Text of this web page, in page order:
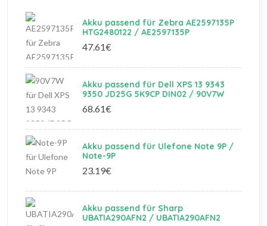
Akku passend für Zebra AE2597135P
HTG2480122 / AE2597135P
47.61€
Akku passend für Dell XPS 13 9343
9350 JD25G 5K9CP DIN02 / 90V7W
68.61€
Akku passend für Ulefone Note 9P /
Note-9P
23.19€
Akku passend für Sharp
UBATIA290AFN2 / UBATIA290AFN2